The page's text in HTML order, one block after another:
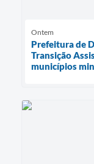
Ontem
Prefeitura de
Transição
municípios